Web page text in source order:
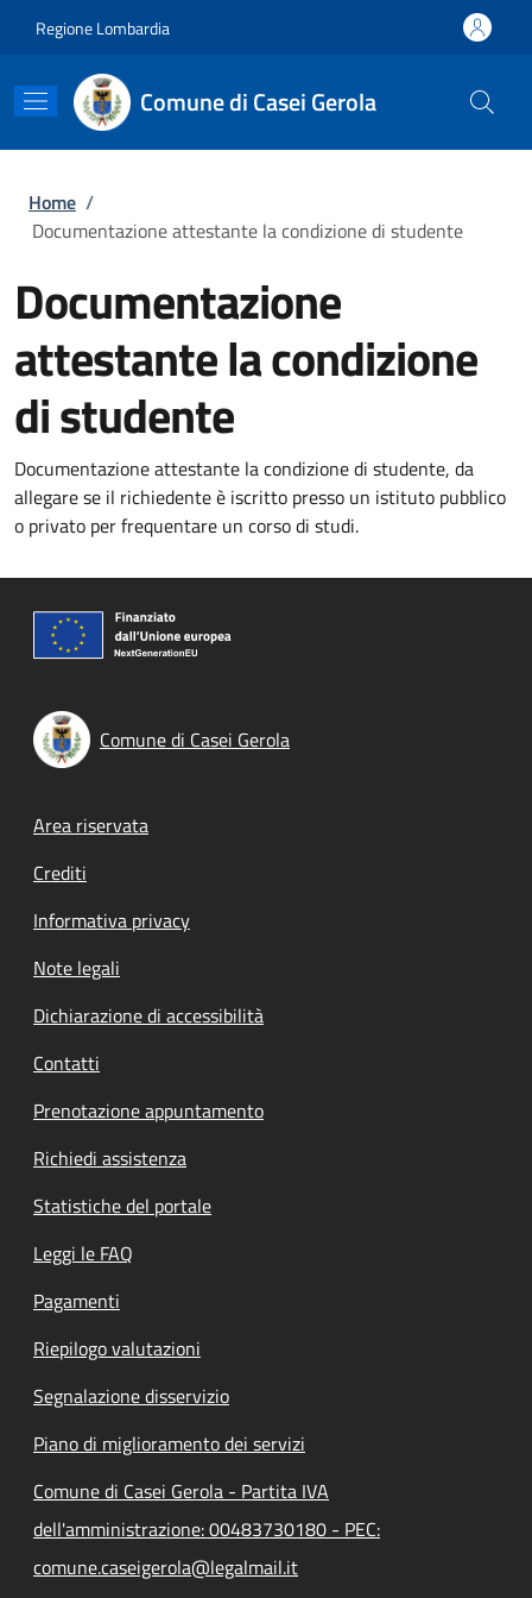
Regione Lombardia
Comune di Casei Gerola
Briciole di pane
Home /
Documentazione attestante la condizione di studente
Documentazione
attestante la condizione
di studente
Documentazione attestante la condizione di studente, da
allegare se il richiedente è iscritto presso un istituto pubblico
o privato per frequentare un corso di studi.
Comune di Casei Gerola
Footer menu
Area riservata
Crediti
Informativa privacy
Note legali
Dichiarazione di accessibilità
Contatti
Prenotazione appuntamento
Richiedi assistenza
Statistiche del portale
Leggi le FAQ
Pagamenti
Riepilogo valutazioni
Segnalazione disservizio
Piano di miglioramento dei servizi
Comune di Casei Gerola - Partita IVA
dell'amministrazione: 00483730180 - PEC:
comune.caseigerola@legalmail.it